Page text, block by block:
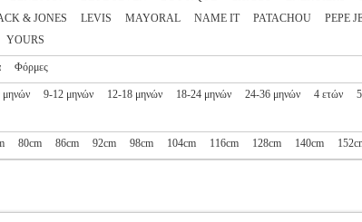
& JONES LEVIS MAYORAL NAME IT PATACHOU PEPE
YOURS
Φόρμες
μηνών 9-12 μηνών 12-18 μηνών 18-24 μηνών 24-36 μηνών 4 ετών
80cm 86cm 92cm 98cm 104cm 116cm 128cm 140cm